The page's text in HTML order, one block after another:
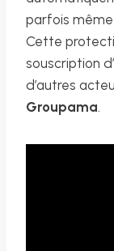
parfois même
Cette
souscription
d’autres
Groupama.